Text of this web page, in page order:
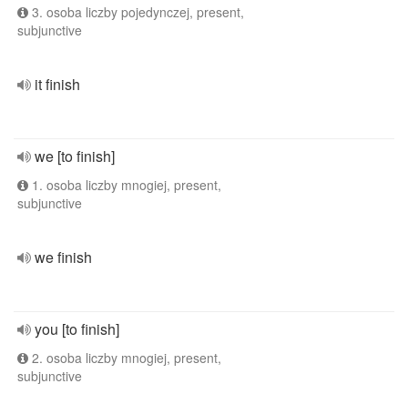
3. osoba liczby pojedynczej, present,
subjunctive
it finish
we [to finish]
1. osoba liczby mnogiej, present,
subjunctive
we finish
you [to finish]
2. osoba liczby mnogiej, present,
subjunctive